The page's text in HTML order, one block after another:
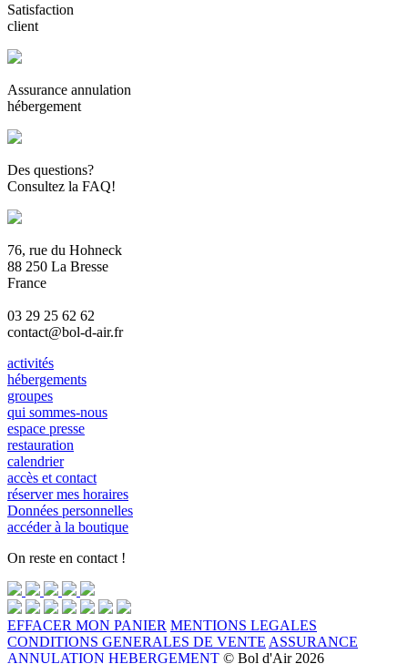
Satisfaction
client
Assurance annulation
hébergement
Des questions?
Consultez la FAQ!
76, rue du Hohneck
88 250 La Bresse
France
03 29 25 62 62
contact@bol-d-air.fr
activités
hébergements
groupes
qui sommes-nous
espace presse
restauration
calendrier
accès et contact
réserver mes horaires
Données personnelles
accéder à la boutique
On reste en contact !
EFFACER MON PANIER MENTIONS LEGALES
CONDITIONS GENERALES DE VENTE ASSURANCE
ANNULATION HEBERGEMENT © Bol d'Air 2026